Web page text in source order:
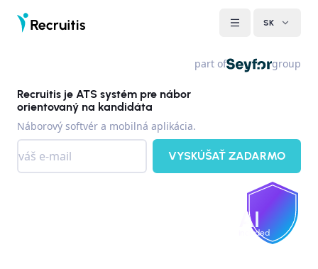
SK
part of group
Recruitis je ATS systém pre nábor
orientovaný na kandidáta
Náborový softvér a mobilná aplikácia.
VYSKÚŠAŤ ZADARMO
AI
included